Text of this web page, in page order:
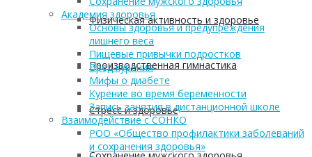
Физическая активность и здоровье
Производственная гимнастика
Стресс и здоровье
Академия здоровья
Основы здоровья и предупреждения
лишнего веса
Пищевые привычки подростков
Вред курения
Мифы о диабете
Курение во время беременности
Запись занятия в дистанционной школе
Взаимодействие с СОНКО
РОО «Общество профилактики заболеваний
и сохранения здоровья»